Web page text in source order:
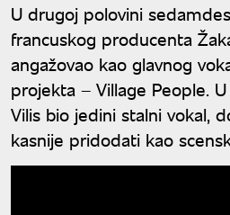
U drugoj polovini
francuskog producenta
angažovao kao glavnog
projekta – Village People.
Vilis bio jedini stalni vokal,
kasnije pridodati kao